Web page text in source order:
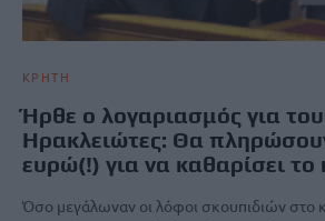
ΚΡΗΤΗ
Ήρθε ο λογαριασμός για
Ηρακλειώτες: Θα
ευρώ(!) για να καθαρίσει το
Όσο μεγάλωναν οι λόφοι σκουπιδιών στο